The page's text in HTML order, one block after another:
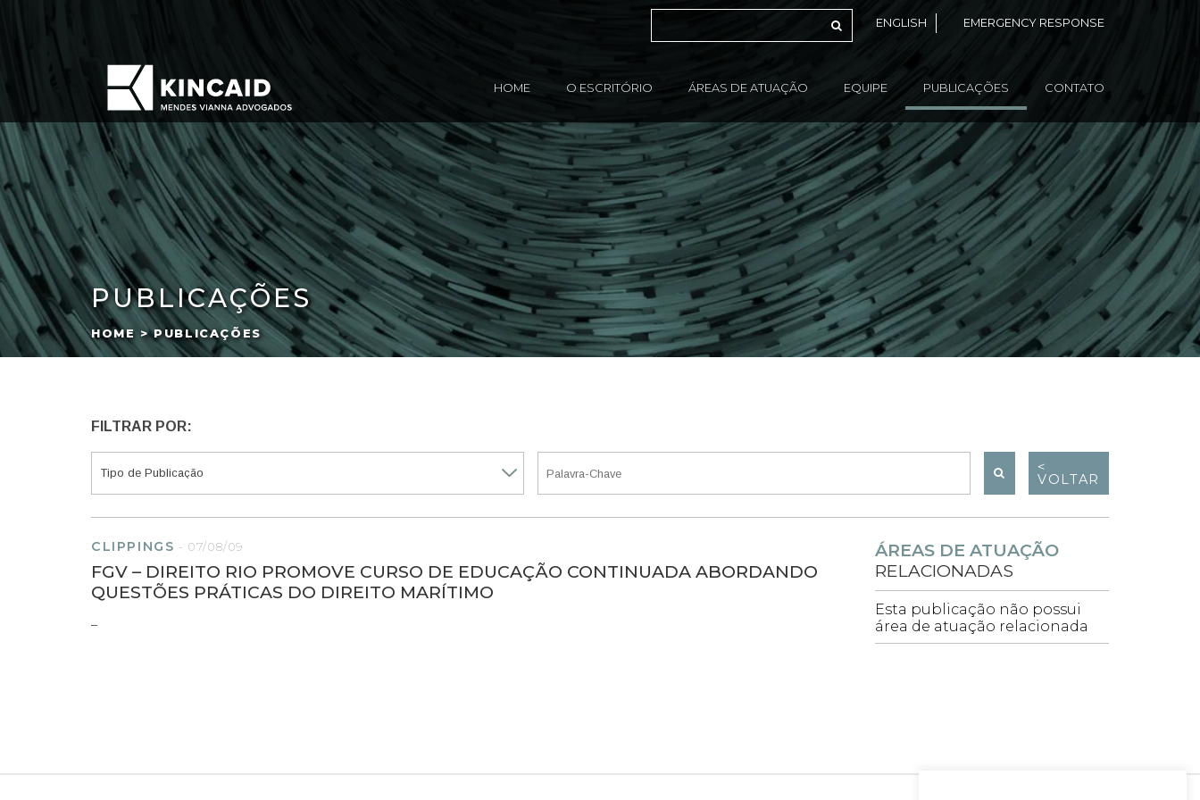
ENGLISH EMERGENCY RESPONSE
HOME O ESCRITÓRIO ÁREAS DE ATUAÇÃO EQUIPE PUBLICAÇÕES CONTATO
PUBLICAÇÕES
HOME > PUBLICAÇÕES
FILTRAR POR:
<
VOLTAR
CLIPPINGS -07/08/09
FGV – DIREITO RIO PROMOVE CURSO DE EDUCAÇÃO CONTINUADA ABORDANDO
QUESTÕES PRÁTICAS DO DIREITO MARÍTIMO
–
ÁREAS DE ATUAÇÃO
RELACIONADAS
Esta publicação não possui
área de atuação relacionada